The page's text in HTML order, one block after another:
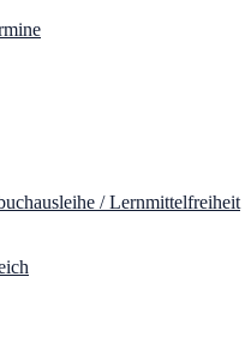
/ Lernmittelfreiheit